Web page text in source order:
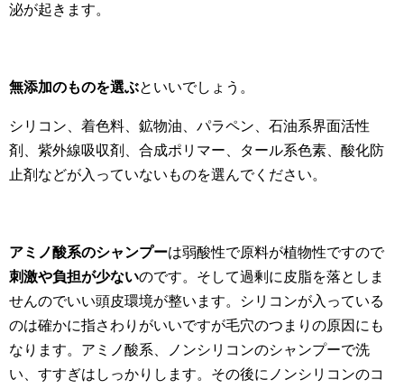
泌が起きます。
無添加のものを選ぶといいでしょう。
シリコン、着色料、鉱物油、パラペン、石油系界面活性
剤、紫外線吸収剤、合成ポリマー、タール系色素、酸化防
止剤などが入っていないものを選んでください。
アミノ酸系のシャンプーは弱酸性で原料が植物性ですので
刺激や負担が少ないのです。そして過剰に皮脂を落としま
せんのでいい頭皮環境が整います。シリコンが入っている
のは確かに指さわりがいいですが毛穴のつまりの原因にも
なります。アミノ酸系、ノンシリコンのシャンプーで洗
い、すすぎはしっかりします。その後にノンシリコンのコ